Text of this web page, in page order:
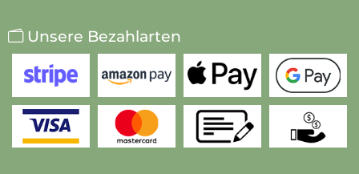
Unsere Bezahlarten